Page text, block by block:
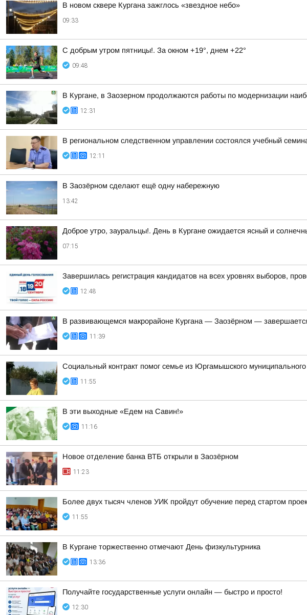
В новом сквере Кургана зажглось «звездное небо»
09:33
С добрым утром пятницы!. За окном +19°, днем +22°
09:48
В Кургане, в Заозерном продолжаются работы по модернизации
12:31
В региональном следственном управлении состоялся учебный
12:11
В Заозёрном сделают ещё одну набережную
13:42
Доброе утро, зауральцы!. День в Кургане ожидается ясный и
07:15
Завершилась регистрация кандидатов на всех уровнях выборов,
12:48
В развивающемся макрорайоне Кургана — Заозёрном —
11:39
Социальный контракт помог семье из Юргамышского муниципального
11:55
В эти выходные «Едем на Савин!»
11:16
Новое отделение банка ВТБ открыли в Заозёрном
11:23
Более двух тысяч членов УИК пройдут обучение перед стартом
11:55
В Кургане торжественно отмечают День физкультурника
13:36
Получайте государственные услуги онлайн — быстро и просто!
12:30